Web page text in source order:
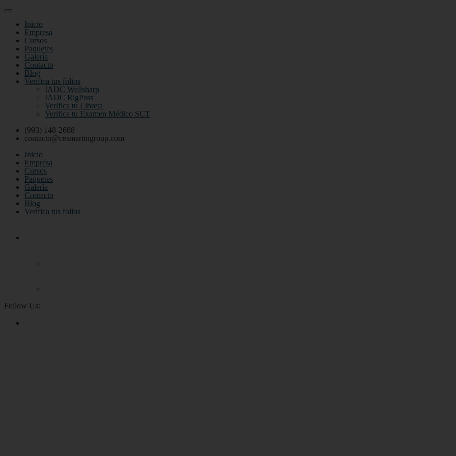
Inicio
Empresa
Cursos
Paquetes
Galería
Contacto
Blog
Verifica tus folios
IADC Wellsharp
IADC RigPass
Verifica tu Libreta
Verifica tu Examen Médico SCT
(993) 148-2688
contacto@cesmartingroup.com
Inicio
Empresa
Cursos
Paquetes
Galería
Contacto
Blog
Verifica tus folios
Follow Us: